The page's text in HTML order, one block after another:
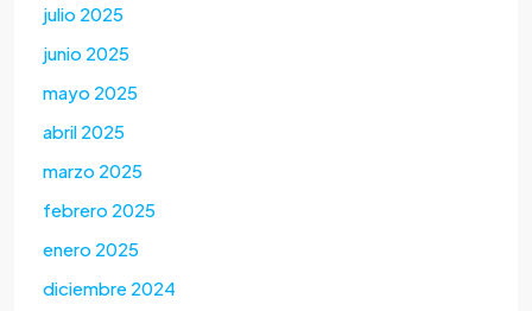
julio 2025
junio 2025
mayo 2025
abril 2025
marzo 2025
febrero 2025
enero 2025
diciembre 2024